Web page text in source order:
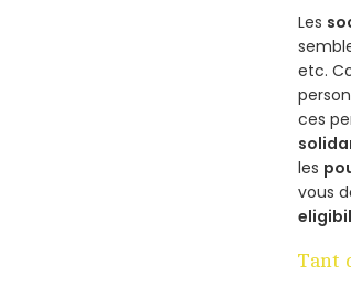
Les
etc.
ces
les
vous
Tant